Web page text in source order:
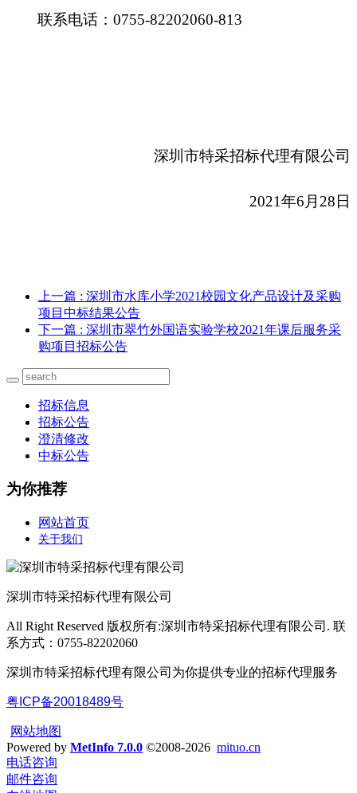
联系电话：0755-82202060-813
深圳市特采招标代理有限公司
2021年6月28日
上一篇 : 深圳市水库小学2021校园文化产品设计及采购
项目中标结果公告
下一篇 : 深圳市翠竹外国语实验学校2021年课后服务采
购项目招标公告
招标信息
招标公告
澄清修改
中标公告
为你推荐
网站首页
关于我们
深圳市特采招标代理有限公司
All Right Reserved 版权所有:深圳市特采招标代理有限公司. 联
系方式：0755-82202060
深圳市特采招标代理有限公司为你提供专业的招标代理服务
粤ICP备20018489号
网站地图
Powered by MetInfo 7.0.0 ©2008-2026 mituo.cn
电话咨询
邮件咨询